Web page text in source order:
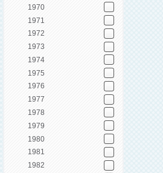
1970
1971
1972
1973
1974
1975
1976
1977
1978
1979
1980
1981
1982